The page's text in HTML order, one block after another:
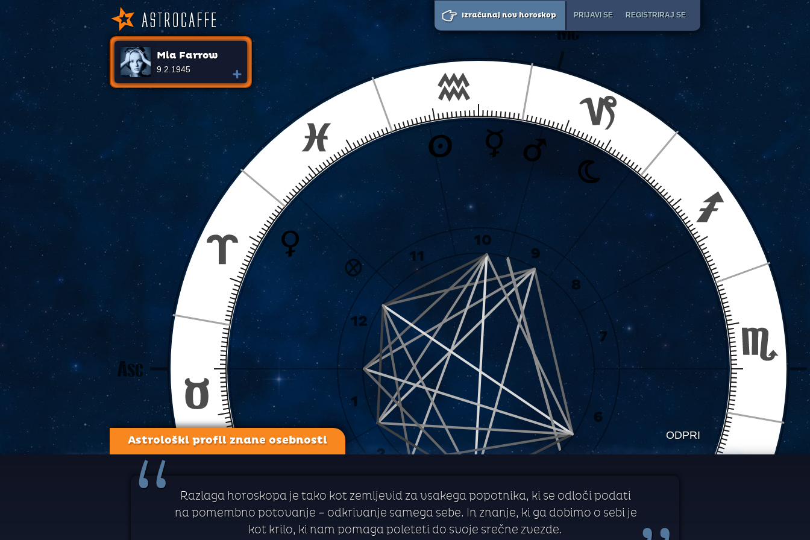
Izračunaj nov horoskop PRIJAVI SE REGISTRIRAJ SE
Mia Farrow
9.2.1945
ODPRI
Astrološki profil znane osebnosti
“
Razlaga horoskopa je tako kot zemljevid za vsakega popotnika, ki se odloči podati
na pomembno potovanje – odkrivanje samega sebe. In znanje, ki ga dobimo o sebi je
kot krilo, ki nam pomaga poleteti do svoje srečne zvezde.